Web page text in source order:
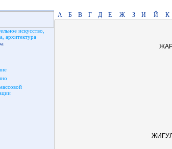
искусство,
архитектура
А Б В Г Д Е Ж З И Й К